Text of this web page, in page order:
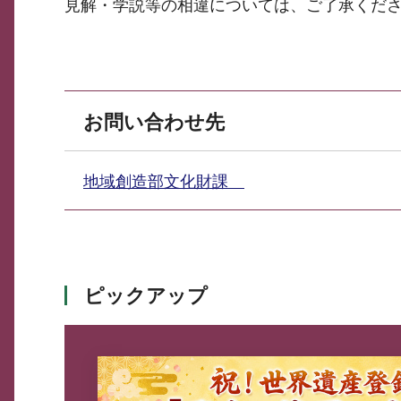
見解・学説等の相違については、ご了承くだ
お問い合わせ先
地域創造部文化財課
ピックアップ